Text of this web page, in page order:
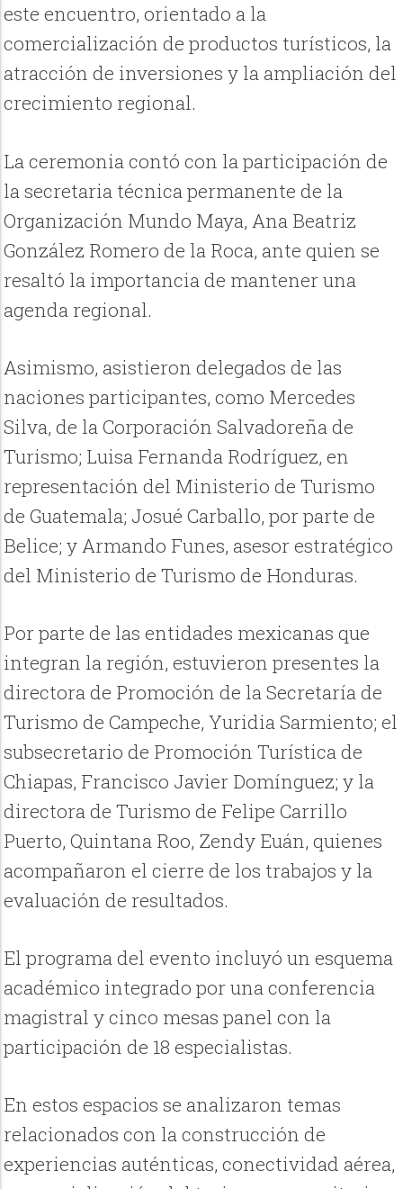
este encuentro, orientado a la
comercialización de productos turísticos, la
atracción de inversiones y la ampliación del
crecimiento regional.
La ceremonia contó con la participación de
la secretaria técnica permanente de la
Organización Mundo Maya, Ana Beatriz
González Romero de la Roca, ante quien se
resaltó la importancia de mantener una
agenda regional.
Asimismo, asistieron delegados de las
naciones participantes, como Mercedes
Silva, de la Corporación Salvadoreña de
Turismo; Luisa Fernanda Rodríguez, en
representación del Ministerio de Turismo
de Guatemala; Josué Carballo, por parte de
Belice; y Armando Funes, asesor estratégico
del Ministerio de Turismo de Honduras.
Por parte de las entidades mexicanas que
integran la región, estuvieron presentes la
directora de Promoción de la Secretaría de
Turismo de Campeche, Yuridia Sarmiento; el
subsecretario de Promoción Turística de
Chiapas, Francisco Javier Domínguez; y la
directora de Turismo de Felipe Carrillo
Puerto, Quintana Roo, Zendy Euán, quienes
acompañaron el cierre de los trabajos y la
evaluación de resultados.
El programa del evento incluyó un esquema
académico integrado por una conferencia
magistral y cinco mesas panel con la
participación de 18 especialistas.
En estos espacios se analizaron temas
relacionados con la construcción de
experiencias auténticas, conectividad aérea,